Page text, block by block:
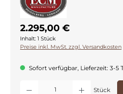
2.295,00 €
Inhalt: 1 Stück
Preise inkl. MwSt. zzgl. Versandkosten
Sofort verfügbar, Lieferzeit: 3-5
Produkt Anzahl: Gib den gewünschten
Stück